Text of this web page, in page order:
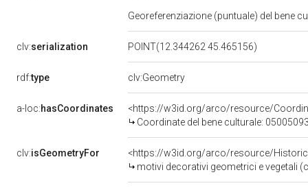
Georeferenziazione (puntuale) del bene
clv:serialization POINT(12.344262 45.465156)
rdf:type clv:Geometry
a-loc:hasCoordinates
<https://w3id.org/arco/resource/
Coordinate del bene culturale:
clv:isGeometryFor
<https://w3id.org/arco/resource/
motivi decorativi geometrici e vegetali